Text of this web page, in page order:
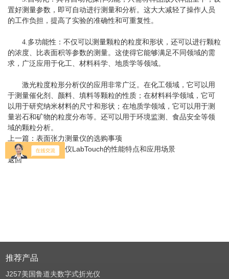
置好测量参数，即可自动进行测量和分析。这大大减轻了操作人员
的工作负担，提高了实验的准确性和可重复性。
4.多功能性：不仅可以测量颗粒的粒度和形状，还可以进行颗粒
的浓度、比表面积等参数的测量。这使得它能够满足不同领域的需
求，广泛应用于化工、材料科学、地质学等领域。
激光粒度粒形分析仪的应用非常广泛。在化工领域，它可以用
于测量催化剂、颜料、填料等颗粒的性质；在材料科学领域，它可
以用于研究纳米材料的尺寸和形状；在地质学领域，它可以用于测
量岩石和矿物的粒度分布等。还可以用于环境监测、食品安全等领
域的颗粒分析。
上一篇： 表面张力测量仪的选购事项
下一篇：水分活度仪LabTouch的性能特点和应用场景
返回
推荐产品
J257美国鲁道夫数字式折光仪